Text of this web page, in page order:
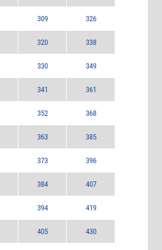
309 326
320 338
330 349
341 361
352 368
363 385
373 396
384 407
394 419
405 430